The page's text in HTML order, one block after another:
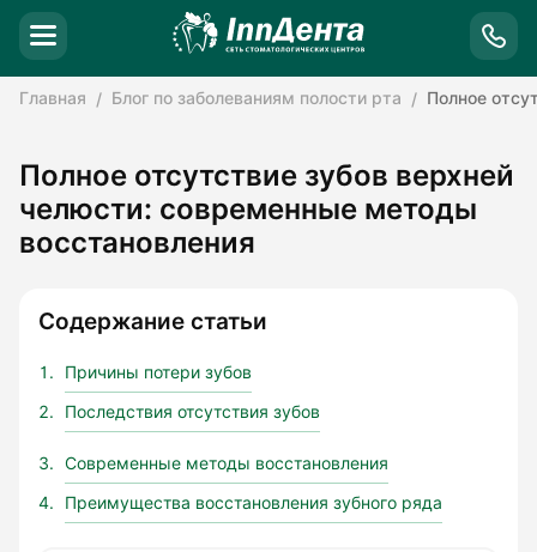
Главная Блог по заболеваниям полости рта Полное
Полное отсутствие зубов верхней
челюсти: современные методы
восстановления
Содержание статьи
Причины потери зубов
Последствия отсутствия зубов
Современные методы восстановления
Преимущества восстановления зубного ряда